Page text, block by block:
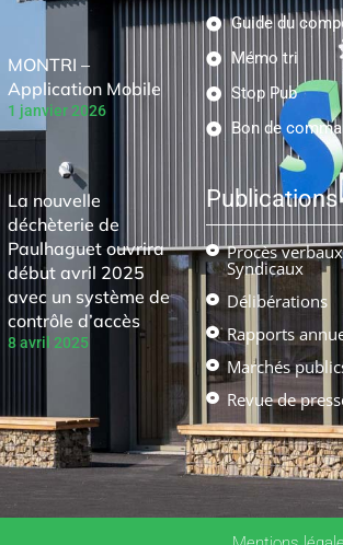
MONTRI –
Application Mobile
1 janvier 2026
La nouvelle
déchèterie de
Paulhaguet ouvrira
début avril 2025
avec un système de
contrôle d’accès
8 avril 2025
Guide du
Mémo tri
Stop Pub
Bon de
Publications
Procès
Syndicaux
Délibérations
Rapports
Marchés
Revue de